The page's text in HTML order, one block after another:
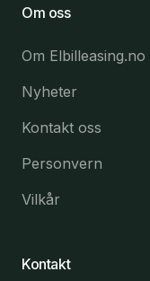
Om oss
Om Elbilleasing.no
Nyheter
Kontakt oss
Personvern
Vilkår
Kontakt